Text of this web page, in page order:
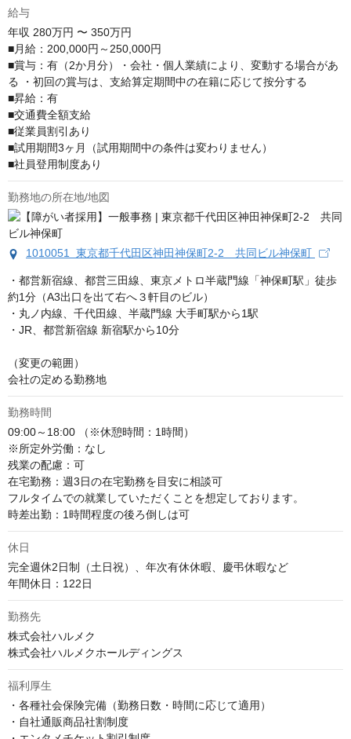
給与
年収 280万円 〜 350万円
■月給：200,000円～250,000円
■賞与：有（2か月分）・会社・個人業績により、変動する場合があ
る ・初回の賞与は、支給算定期間中の在籍に応じて按分する
■昇給：有
■交通費全額支給
■従業員割引あり
■試用期間3ヶ月（試用期間中の条件は変わりません）
■社員登用制度あり
勤務地の所在地/地図
1010051 東京都千代田区神田神保町2-2 共同ビル神保町
・都営新宿線、都営三田線、東京メトロ半蔵門線「神保町駅」徒歩
約1分（A3出口を出て右へ３軒目のビル）
・丸ノ内線、千代田線、半蔵門線 大手町駅から1駅
・JR、都営新宿線 新宿駅から10分
（変更の範囲）
会社の定める勤務地
勤務時間
09:00～18:00 （※休憩時間：1時間）
※所定外労働：なし
残業の配慮：可
在宅勤務：週3日の在宅勤務を目安に相談可
フルタイムでの就業していただくことを想定しております。
時差出勤：1時間程度の後ろ倒しは可
休日
完全週休2日制（土日祝）、年次有休休暇、慶弔休暇など
年間休日：122日
勤務先
株式会社ハルメク
株式会社ハルメクホールディングス
福利厚生
・各種社会保険完備（勤務日数・時間に応じて適用）
・自社通販商品社割制度